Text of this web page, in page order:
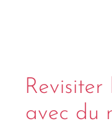
Revisiter
avec du